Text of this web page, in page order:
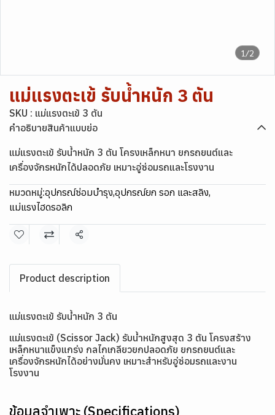
1/2
แม่แรงตะเข้ รับน้ำหนัก 3 ตัน
SKU : แม่แรงตะเข้ 3 ตัน
คำอธิบายสินค้าแบบย่อ
แม่แรงตะเข้ รับน้ำหนัก 3 ตัน โครงเหล็กหนา ยกรถยนต์และ
เครื่องจักรหนักได้ปลอดภัย เหมาะอู่ซ่อมรถและโรงงาน
หมวดหมู่:อุปกรณ์ซ่อมบำรุง,อุปกรณ์ยก รอก และสลิง,
แม่แรงไฮดรอลิก
แชร์
Product description
แม่แรงตะเข้ รับน้ำหนัก 3 ตัน
แม่แรงตะเข้ (Scissor Jack) รับน้ำหนักสูงสุด 3 ตัน โครงสร้าง
เหล็กหนาแข็งแกร่ง กลไกเกลียวยกปลอดภัย ยกรถยนต์และ
เครื่องจักรหนักได้อย่างมั่นคง เหมาะสำหรับอู่ซ่อมรถและงาน
โรงงาน
ข้อมูลจำเพาะ (Specifications)